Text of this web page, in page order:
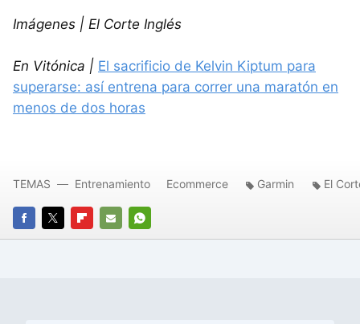
Imágenes | El Corte Inglés
En Vitónica | El sacrificio de Kelvin Kiptum para
superarse: así entrena para correr una maratón en
menos de dos horas
FACEBOOK
TWITTERFLIPBOARD
E-
WHATSAPP
TEMAS Entrenamiento Ecommerce Garmin El